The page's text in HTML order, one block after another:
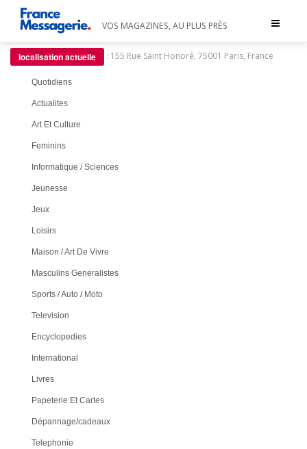
Toggle
VOS MAGAZINES, AU PLUS PRÈS
localisation actuelle : 155 Rue Saint Honoré, 75001 Paris, France
Quotidiens
Actualites
Art Et Culture
Feminins
Informatique / Sciences
Jeunesse
Jeux
Loisirs
Maison / Art De Vivre
Masculins Generalistes
Sports / Auto / Moto
Television
Encyclopedies
International
Livres
Papeterie Et Cartes
Dépannage/cadeaux
Telephonie